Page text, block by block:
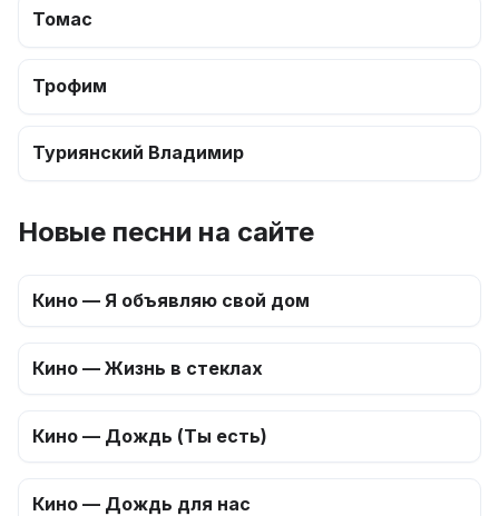
Томас
Трофим
Туриянский Владимир
Новые песни на сайте
Кино — Я объявляю свой дом
Кино — Жизнь в стеклах
Кино — Дождь (Ты есть)
Кино — Дождь для нас